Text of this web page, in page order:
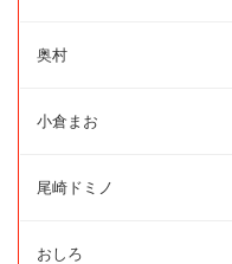
奥村
小倉まお
尾崎ドミノ
おしろ